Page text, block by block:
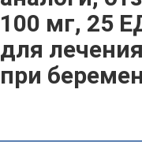
100 мг, 25
для
при